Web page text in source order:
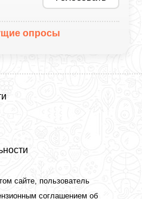
опросы
сайте, пользователь
соглашениемоб